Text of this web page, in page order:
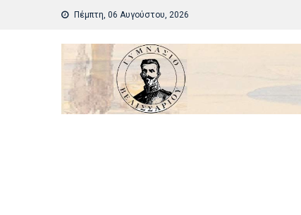
Πέμπτη, 06 Αυγούστου, 2026